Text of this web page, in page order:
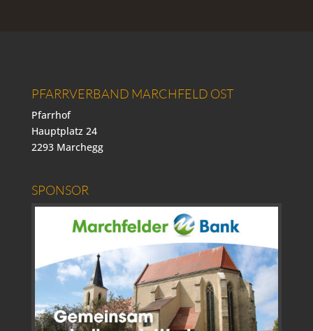
PFARRVERBAND MARCHFELD OST
Pfarrhof
Hauptplatz 24
2293 Marchegg
SPONSOR